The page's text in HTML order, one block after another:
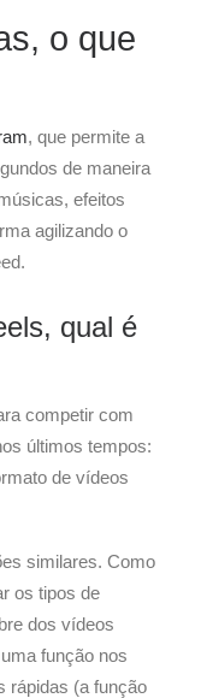
o que
, que permite a
de maneira
efeitos
agilizando o
qual é
competir com
últimos tempos:
de vídeos
similares. Como
os tipos de
dos vídeos
função nos
rápidas (a função